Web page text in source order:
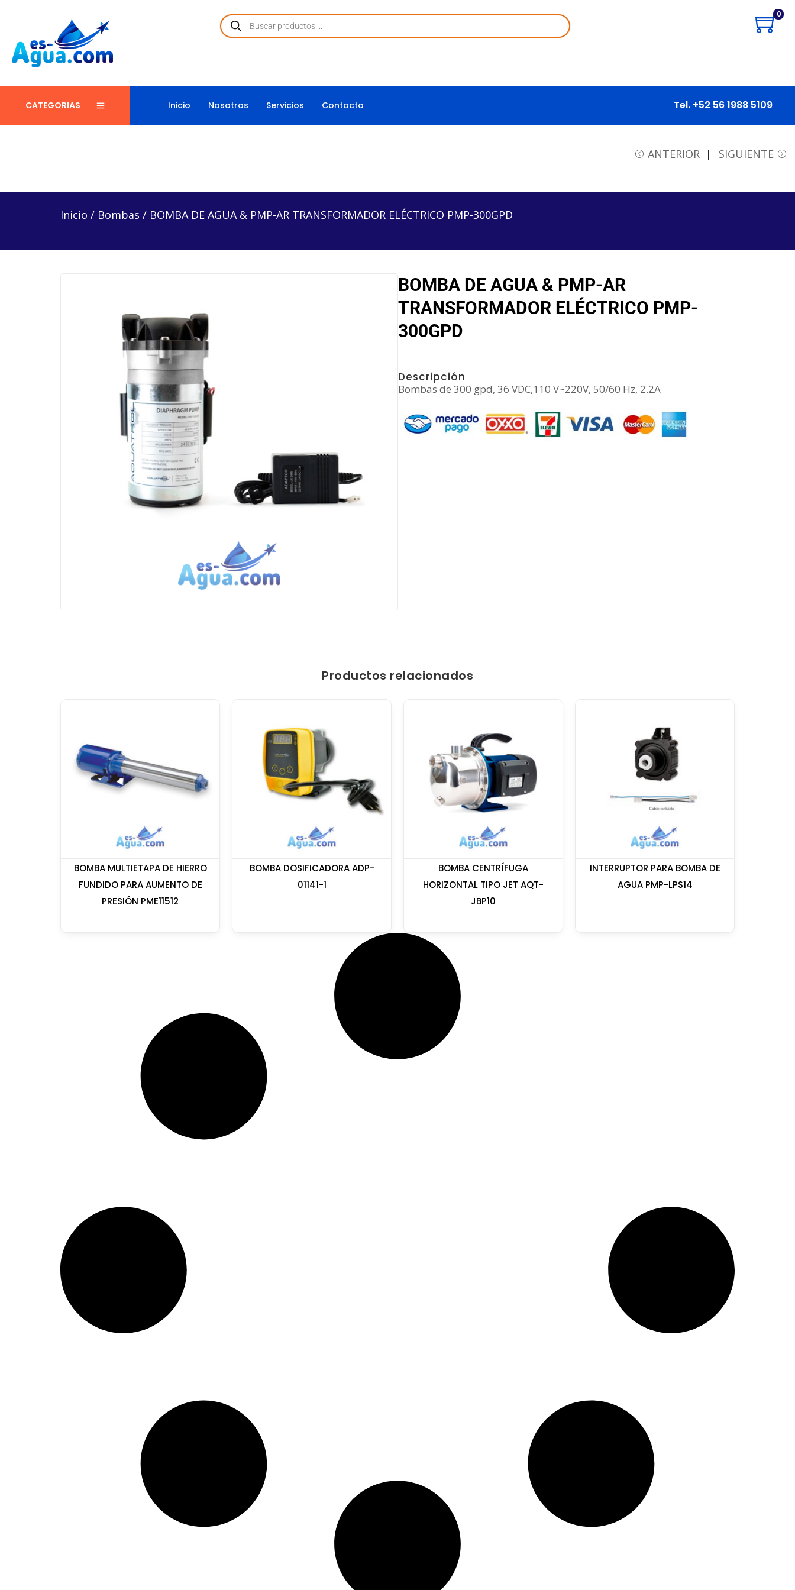
0
CATEGORIAS Inicio Nosotros Servicios Contacto Tel. +52 56 1988 5109
ANTERIOR SIGUIENTE
Inicio / Bombas / BOMBA DE AGUA & PMP-AR TRANSFORMADOR ELÉCTRICO PMP-300GPD
BOMBA DE AGUA & PMP-AR
TRANSFORMADOR ELÉCTRICO PMP-
300GPD
Descripción
Bombas de 300 gpd, 36 VDC,110 V~220V, 50/60 Hz, 2.2A
Productos relacionados
BOMBA MULTIETAPA DE HIERRO
FUNDIDO PARA AUMENTO DE
PRESIÓN PME11512
BOMBA DOSIFICADORA ADP-
01141-1
BOMBA CENTRÍFUGA
HORIZONTAL TIPO JET AQT-
JBP10
INTERRUPTOR PARA BOMBA DE
AGUA PMP-LPS14